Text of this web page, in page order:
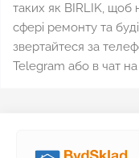
таких як BIRLIK, щоб
сфері ремонту та
звертайтеся за
Telegram або в чат на